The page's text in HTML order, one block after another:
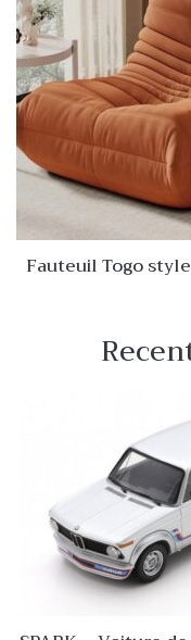
Fauteuil Togo